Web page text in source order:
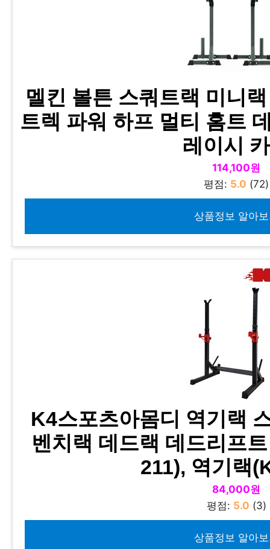
멜킨 볼튼 스쿼트랙 미니
트렉 파워 하프 멀티 홈트
레이시
114,100원
평점: 5.0 (72)
상품정보 알아
K4스포츠아몸디 역기랙
벤치랙 데드랙 데드리프
211), 역기랙
84,000원
평점: 5.0 (3)
상품정보 알아